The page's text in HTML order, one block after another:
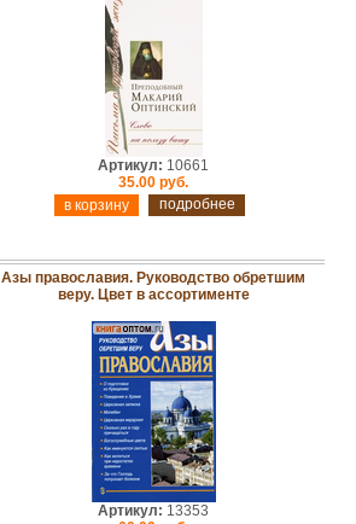
Артикул: 10661
35.00 руб.
подробнее
Азы православия. Руководство обретшим
веру. Цвет в ассортименте
Артикул: 13353